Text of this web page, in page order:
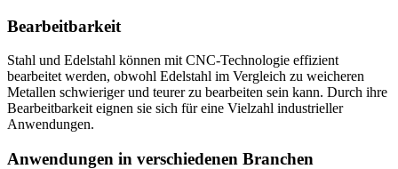
Bearbeitbarkeit
Stahl und Edelstahl können mit CNC-Technologie effizient
bearbeitet werden, obwohl Edelstahl im Vergleich zu weicheren
Metallen schwieriger und teurer zu bearbeiten sein kann. Durch ihre
Bearbeitbarkeit eignen sie sich für eine Vielzahl industrieller
Anwendungen.
Anwendungen in verschiedenen Branchen